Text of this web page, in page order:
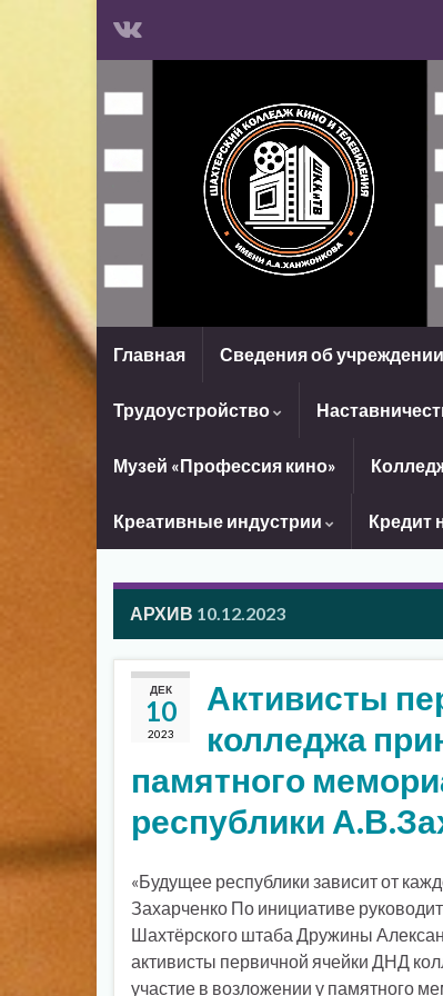
Главная Сведения об учреждении
Трудоустройство
Музей «Профессия кино»
Креативные индустрии Кредит
АРХИВ 10.12.2023
ДЕК
10
2023
Активисты
колледжа
памятного
республики
«Будущее республики зависит от
Захарченко По инициативе
Шахтёрского штаба Дружины
активисты первичной ячейки ДНД
участие в возложении у памятного